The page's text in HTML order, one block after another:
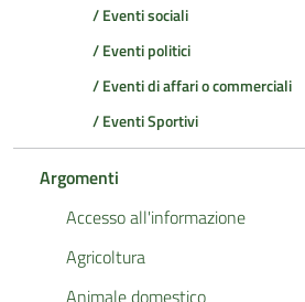
/ Eventi sociali
/ Eventi politici
/ Eventi di affari o commerciali
/ Eventi Sportivi
Argomenti
Accesso all'informazione
Agricoltura
Animale domestico